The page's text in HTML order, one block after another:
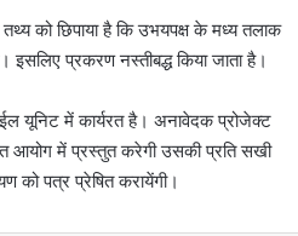
को छिपाया है कि उभयपक्ष के मध्य तलाक
प्रकरण नस्तीबद्ध किया जाता है।
यूनिट में कार्यरत है। अनावेदक प्रोजेक्ट
आयोग में प्रस्तुत करेगी उसकी प्रति सखी
को पत्र प्रेषित करायेंगी।